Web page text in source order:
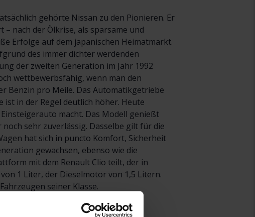
gehörte Nissan zu den Pionieren. Er
nach der Ölkrise, als sparsame und
Erfolge auf dem japanischen Heimatmarkt.
des immer dichter werdenden
der zweiten Generation im Jahr 1992
wettbewerbsfähig, wenn man den
Benzin pro Meile. Das Automatikgetriebe
in der Regel deutlich höher. Heute
macht. Das Modell genießt
sehr zuverlässig. Dasselbe gilt für die
hat sich in puncto Komfort, Sicherheit
gewachsen, ebenso wie die
mit dem Renault Clio teilt, der in
1 Liter, der Dieselmotor von 1,5 Litern.
seiner Klasse.